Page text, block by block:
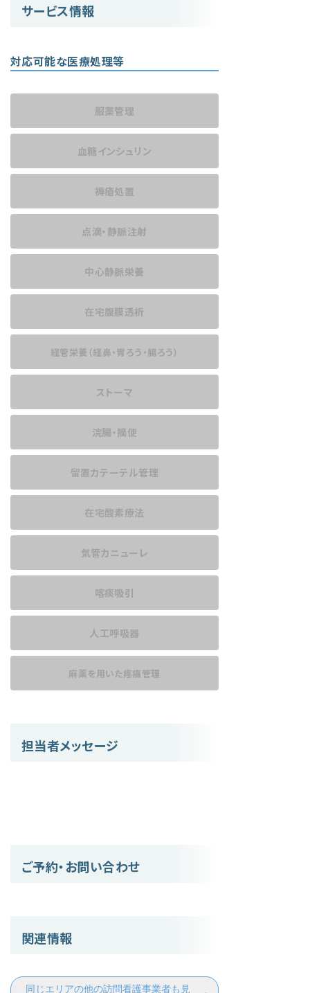
サービス情報
対応可能な医療処理等
服薬管理
血糖インシュリン
褥瘡処置
点滴・静脈注射
中心静脈栄養
在宅腹膜透析
経管栄養 （経鼻・胃ろう・腸ろう）
ストーマ
浣腸・摘便
留置カテーテル管理
在宅酸素療法
気管カニューレ
喀痰吸引
人工呼吸器
麻薬を用いた疼痛管理
担当者メッセージ
ご予約・お問い合わせ
関連情報
同じエリアの他の訪問看護事業者も見